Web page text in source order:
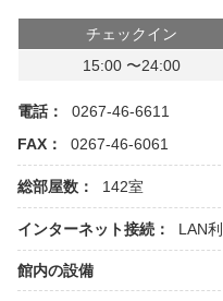
チェックイン
15:00 〜24:00
電話：
0267-46-6611
FAX：
0267-46-6061
総部屋数： 142室
インターネット接続： LAN
館内の設備